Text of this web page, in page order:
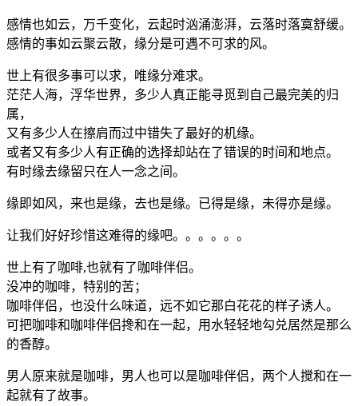
感情也如云，万千变化，云起时汹涌澎湃，云落时落寞舒缓。
感情的事如云聚云散，缘分是可遇不可求的风。
世上有很多事可以求，唯缘分难求。
茫茫人海，浮华世界，多少人真正能寻觅到自己最完美的归
属，
又有多少人在擦肩而过中错失了最好的机缘。
或者又有多少人有正确的选择却站在了错误的时间和地点。
有时缘去缘留只在人一念之间。
缘即如风，来也是缘，去也是缘。已得是缘，未得亦是缘。
让我们好好珍惜这难得的缘吧。。。。。。
世上有了咖啡,也就有了咖啡伴侣。
没冲的咖啡，特别的苦；
咖啡伴侣，也没什么味道，远不如它那白花花的样子诱人。
可把咖啡和咖啡伴侣搀和在一起，用水轻轻地勾兑居然是那么
的香醇。
男人原来就是咖啡，男人也可以是咖啡伴侣，两个人搅和在一
起就有了故事。